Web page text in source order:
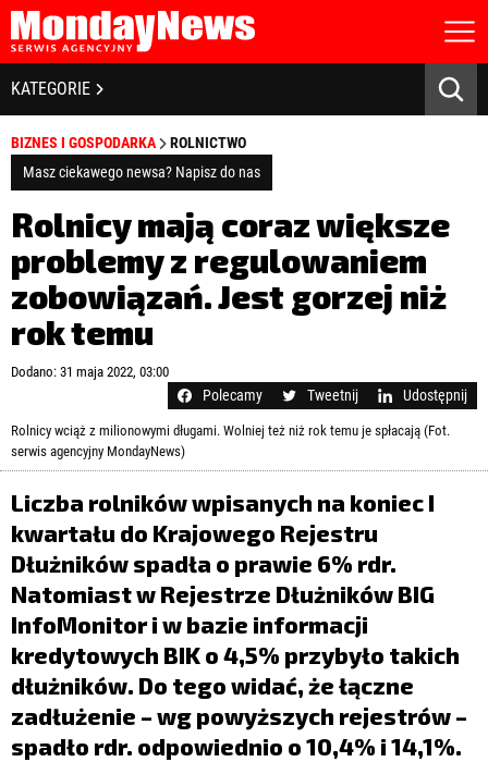
STRONA GŁÓWNA
O NAS
POLITYKA PRYWATNOŚCI
REGULAMIN
LICENCJA
REJESTRACJA
KONTAKT
Zapamiętaj mnie
Kliknij tutaj
KATEGORIE
BIZNES I GOSPODARKA
BANKOWOŚĆ I FINANSE
NOWE TECHNOLOGIE
SPOŁECZEŃSTWO
EDUKACJA
MEDIA
ZDROWIE I URODA
KULTURA
LIFESTYLE
OPINIE I KOMENTARZE
BIZNES I GOSPODARKA
ROLNICTWO
Masz ciekawego newsa? Napisz do nas
Rolnicy mają coraz większe
problemy z regulowaniem
zobowiązań. Jest gorzej niż
rok temu
Dodano: 31 maja 2022, 03:00
Polecamy Tweetnij Udostępnij
Rolnicy wciąż z milionowymi długami. Wolniej też niż rok temu je spłacają (Fot.
serwis agencyjny MondayNews)
Liczba rolników wpisanych na koniec I
kwartału do Krajowego Rejestru
Dłużników spadła o prawie 6% rdr.
Natomiast w Rejestrze Dłużników BIG
InfoMonitor i w bazie informacji
kredytowych BIK o 4,5% przybyło takich
dłużników. Do tego widać, że łączne
zadłużenie – wg powyższych rejestrów –
spadło rdr. odpowiednio o 10,4% i 14,1%.